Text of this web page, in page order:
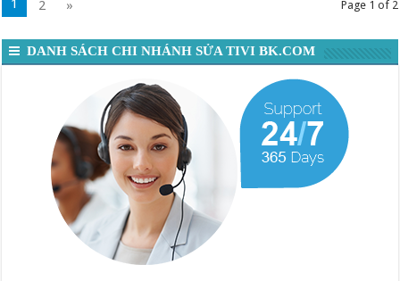
Page 1 of 2
1 2 »
DANH SÁCH CHI NHÁNH SỬA TIVI BK.COM